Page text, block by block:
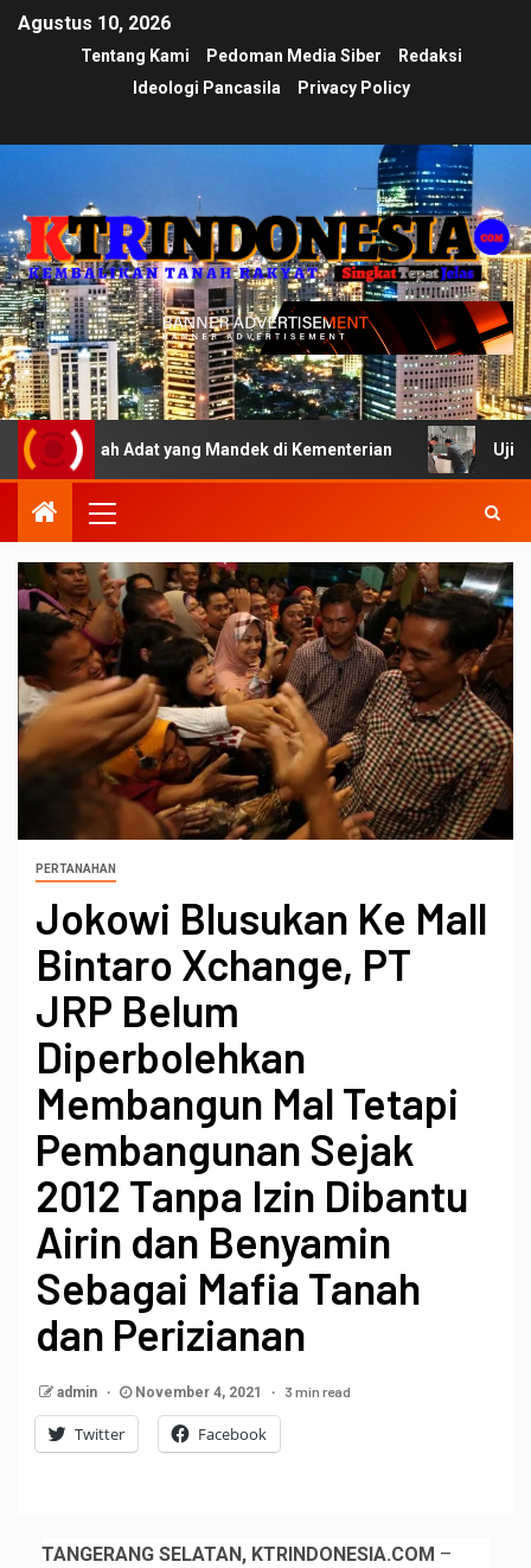
Agustus 10, 2026
Tentang Kami Pedoman Media Siber
Redaksi
Ideologi Pancasila
Privacy Policy
Adat yang Mandek di Kementerian Ujian
PERTANAHAN
Jokowi Blusukan Ke Mall
Bintaro Xchange, PT
JRP Belum
Diperbolehkan
Membangun Mal Tetapi
Pembangunan Sejak
2012 Tanpa Izin Dibantu
Airin dan Benyamin
Sebagai Mafia Tanah
dan Perizianan
admin November 4, 2021 3 min read
Twitter Facebook
TANGERANG SELATAN, KTRINDONESIA.COM –